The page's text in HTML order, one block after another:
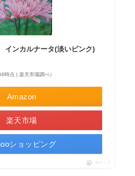
ンカルナータ(淡いピンク)
時点 | 楽天市場調べ）
Amazon
楽天市場
ショッピング
ポチップ